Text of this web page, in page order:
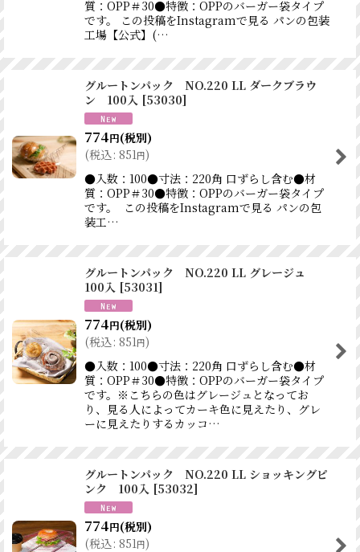
質：OPP＃30●特徴：OPPのバーガー袋タイプ
です。 この投稿をInstagramで見る パンの包装
工場【公式】(…
グルートンパック NO.220 LL ダークブラウ
ン 100入 [53030]
774円(税別)
(税込: 851 円)
●入数：100●寸法：220角 口ずらし含む●材
質：OPP＃30●特徴：OPPのバーガー袋タイプ
です。 この投稿をInstagramで見る パンの包
装工…
グルートンパック NO.220 LL グレージュ
100入 [53031]
774円(税別)
(税込: 851 円)
●入数：100●寸法：220角 口ずらし含む●材
質：OPP＃30●特徴：OPPのバーガー袋タイプ
です。※こちらの色はグレージュとなってお
り、見る人によってカーキ色に見えたり、グレ
ーに見えたりするカッコ…
グルートンパック NO.220 LL ショッキングピ
ンク 100入 [53032]
774円(税別)
(税込: 851 円)